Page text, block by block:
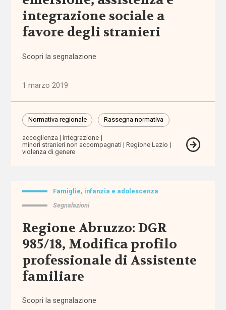
Assegno
Universale
assistenti
familiari
assistenti
assistenza
assistenza
personale
assistenza
residenziale
assistenza
integrazione sociale a
favore degli stranieri
Scopri la segnalazione
1 marzo 2019
Normativa regionale Rassegna normativa
accoglienza
integrazione
minori stranieri non accompagnati
Regione Lazio
violenza di genere
Famiglie, infanzia e adolescenza
Segnalazioni
Regione Abruzzo: DGR
985/18, Modifica profilo
professionale di Assistente
familiare
Scopri la segnalazione